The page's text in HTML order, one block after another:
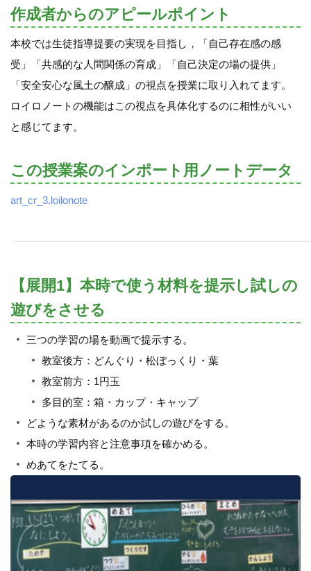
作成者からのアピールポイント
本校では生徒指導提要の実現を目指し，「自己存在感の感
受」「共感的な人間関係の育成」「自己決定の場の提供」
「安全安心な風土の醸成」の視点を授業に取り入れてます。
ロイロノートの機能はこの視点を具体化するのに相性がいい
と感じてます。
この授業案のインポート用ノートデータ
art_cr_3.loilonote
【展開1】本時で使う材料を提示し試しの
遊びをさせる
三つの学習の場を動画で提示する。
教室後方：どんぐり・松ぼっくり・葉
教室前方：1円玉
多目的室：箱・カップ・キャップ
どような素材があるのか試しの遊びをする。
本時の学習内容と注意事項を確かめる。
めあてをたてる。